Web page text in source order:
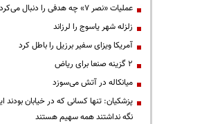
عملیات «نصر ۷» چه هدفی را دنبال می‌کرد؟
زلزله شهر یاسوج را لرزاند
آمریکا ویزای سفیر برزیل را باطل کرد
۲ گزینه صنعا برای ریاض
میانکاله در آتش می‌سوزد
پزشکیان: تنها کسانی که در خیابان بودند
نگه نداشتند همه سهیم هستند